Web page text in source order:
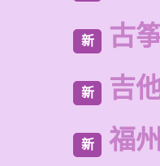
新 古
新 吉
新 福